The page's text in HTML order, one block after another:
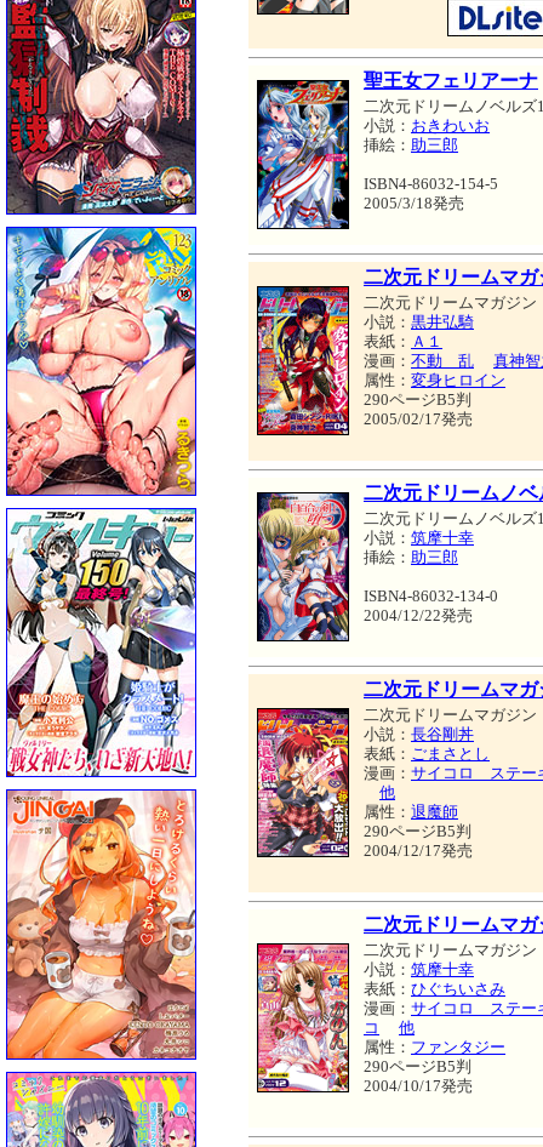
聖王女フェリアーナ
二次元ドリームノベルズ
小説： おきわいお
挿絵： 助三郎
ISBN4-86032-154-5
2005/3/18発売
二次元ドリームマガ
二次元ドリームマガジン
小説： 黒井弘騎
表紙： Ａ１
漫画： 不動 乱
真神
属性： 変身ヒロイン
290ページB5判
2005/02/17発売
二次元ドリームノ
二次元ドリームノベルズ
小説： 筑摩十幸
挿絵： 助三郎
ISBN4-86032-134-0
2004/12/22発売
二次元ドリームマガ
二次元ドリームマガジン
小説： 長谷剛丼
表紙： ごまさとし
漫画： サイコロ ステー
他
属性： 退魔師
290ページB5判
2004/12/17発売
二次元ドリームマガ
二次元ドリームマガジン
小説： 筑摩十幸
表紙： ひぐちいさみ
漫画： サイコロ ステー
コ
他
属性： ファンタジー
290ページB5判
2004/10/17発売